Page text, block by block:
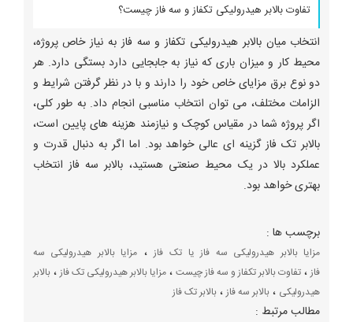
تفاوت بالابر هیدرولیکی تکفاز و سه فاز چیست؟
انتخاب میان بالابر هیدرولیکی تکفاز و سه فاز به نیاز خاص پروژه،
محیط کار و میزان باری که نیاز به جابجایی دارد بستگی دارد. هر
دو نوع برق مزایای خاص خود را دارند و با در نظر گرفتن شرایط و
الزامات مختلف، می ‌توان انتخاب مناسبی انجام داد. به طور کلی،
اگر پروژه شما در مقیاس کوچک و نیازمند هزینه‌ های پایین است،
بالابر تک فاز گزینه ‌ای عالی خواهد بود. اما اگر به دنبال قدرت و
عملکرد بالا در یک محیط صنعتی هستید، بالابر سه فاز انتخاب
بهتری خواهد بود.
برچسب ها :
مزایا بالابر هیدرولیکی سه فاز یا تک فاز، مزایا بالابر هیدرولیکی سه
فاز، تفاوت بالابر تکفاز و سه فاز چیست ،مزایا بالابر هیدرولیکی تک فاز،بالابر
هیدرولیکی ، بالابر سه فاز، بالابر تک فاز
مطالب مرتبط :